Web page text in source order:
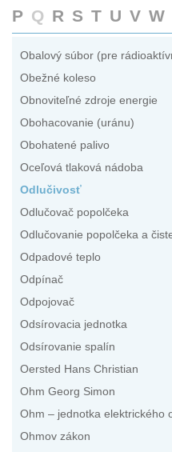
P Q R S T U V W
Obalový súbor (pre
Obežné koleso
Obnoviteľné zdroje energie
Obohacovanie (uránu)
Obohatené palivo
Oceľová tlaková nádoba
Odlučivosť
Odlučovač popolčeka
Odlučovanie popolčeka a
Odpadové teplo
Odpínač
Odpojovač
Odsírovacia jednotka
Odsírovanie spalín
Oersted Hans Christian
Ohm Georg Simon
Ohm – jednotka elektrického
Ohmov zákon